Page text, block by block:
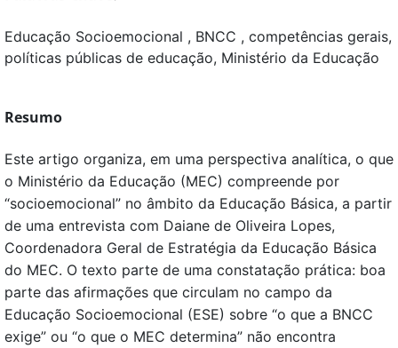
Educação Socioemocional , BNCC , competências gerais,
políticas públicas de educação, Ministério da Educação
Resumo
Este artigo organiza, em uma perspectiva analítica, o que
o Ministério da Educação (MEC) compreende por
“socioemocional” no âmbito da Educação Básica, a partir
de uma entrevista com Daiane de Oliveira Lopes,
Coordenadora Geral de Estratégia da Educação Básica
do MEC. O texto parte de uma constatação prática: boa
parte das afirmações que circulam no campo da
Educação Socioemocional (ESE) sobre “o que a BNCC
exige” ou “o que o MEC determina” não encontra